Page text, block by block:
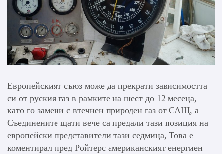
Европейският съюз може да прекрати зависимостта
си от руския газ в рамките на шест до 12 месеца,
като го замени с втечнен природен газ от САЩ, а
Съединените щати вече са предали тази позиция на
европейски представители тази седмица, Това е
коментирал пред Ройтерс американският енергиен